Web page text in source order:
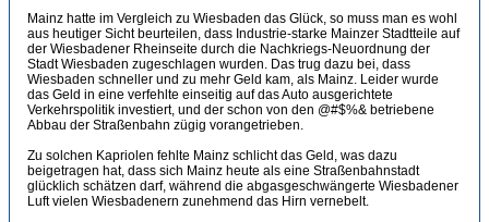
Mainz hatte im Vergleich zu Wiesbaden das Glück, so muss man es wohl
aus heutiger Sicht beurteilen, dass Industrie-starke Mainzer Stadtteile auf
der Wiesbadener Rheinseite durch die Nachkriegs-Neuordnung der
Stadt Wiesbaden zugeschlagen wurden. Das trug dazu bei, dass
Wiesbaden schneller und zu mehr Geld kam, als Mainz. Leider wurde
das Geld in eine verfehlte einseitig auf das Auto ausgerichtete
Verkehrspolitik investiert, und der schon von den @#$%& betriebene
Abbau der Straßenbahn zügig vorangetrieben.
Zu solchen Kapriolen fehlte Mainz schlicht das Geld, was dazu
beigetragen hat, dass sich Mainz heute als eine Straßenbahnstadt
glücklich schätzen darf, während die abgasgeschwängerte Wiesbadener
Luft vielen Wiesbadenern zunehmend das Hirn vernebelt.